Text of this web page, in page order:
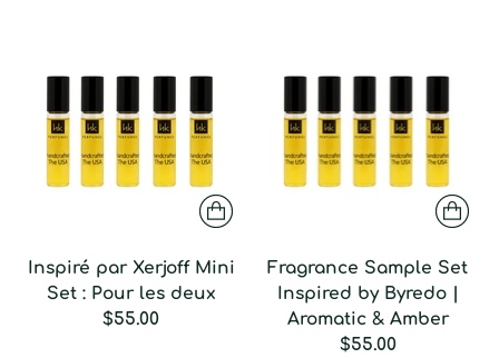
Inspiré par Xerjoff Mini
Set : Pour les deux
$55.00
Fragrance Sample Set
Inspired by Byredo |
Aromatic & Amber
$55.00